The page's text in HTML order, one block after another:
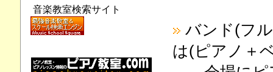
バンド(フ
は(ピアノ＋
音楽教室検索サイト